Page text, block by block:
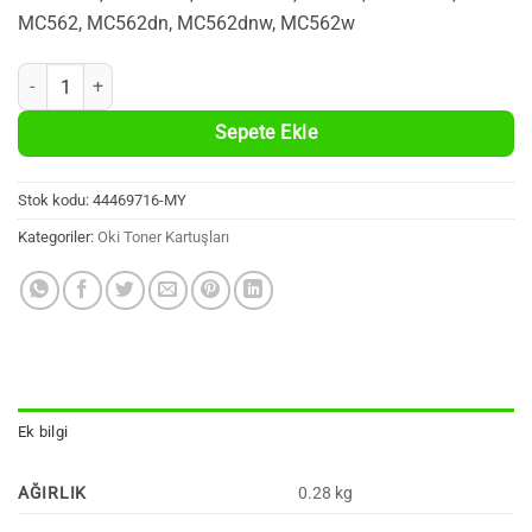
MC562, MC562dn, MC562dnw, MC562w
OKI C310, C330, C510, C511, C530, C531, MC351, MC352, MC361,
Sepete Ekle
Stok kodu: 44469716-MY
Kategoriler: Oki Toner Kartuşları
Ek bilgi
AĞIRLIK 0.28 kg